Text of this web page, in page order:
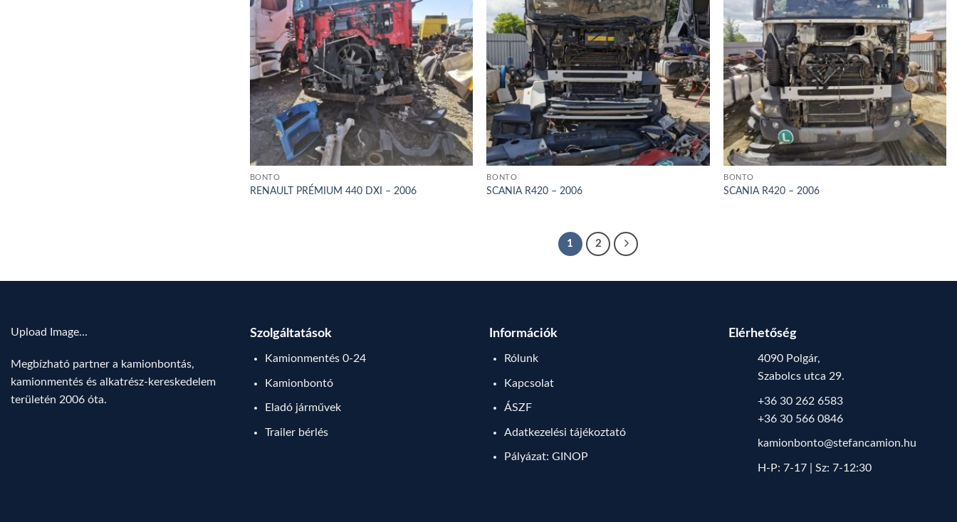
BONTÓ
RENAULT PRÉMIUM 440 DXI – 2006
BONTÓ
SCANIA R420 – 2006
BONTÓ
SCANIA R420 – 2006
1 2
Upload Image...
Megbízható partner a kamionbontás,
kamionmentés és alkatrész-kereskedelem
területén 2006 óta.
Szolgáltatások
Kamionmentés 0-24
Kamionbontó
Eladó járművek
Trailer bérlés
Információk
Rólunk
Kapcsolat
ÁSZF
Adatkezelési tájékoztató
Pályázat: GINOP
Elérhetőség
4090 Polgár,
Szabolcs utca 29.
+36 30 262 6583
+36 30 566 0846
kamionbonto@stefancamion.hu
H-P: 7-17 | Sz: 7-12:30